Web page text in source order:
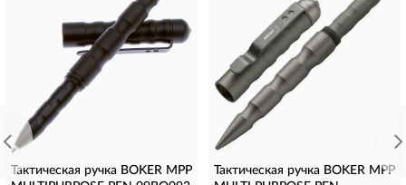
Тактическая ручка BOKER MPP
Тактическая ручка BOKER MPP